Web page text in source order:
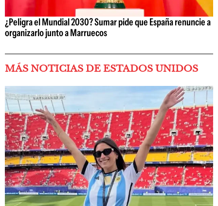
¿Peligra el Mundial 2030? Sumar pide que España renuncie a
organizarlo junto a Marruecos
MÁS NOTICIAS DE ESTADOS UNIDOS